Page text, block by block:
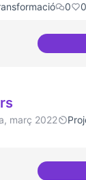
0 0
març 2022